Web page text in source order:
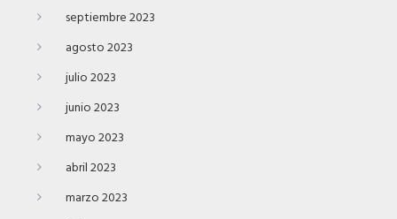
septiembre 2023
agosto 2023
julio 2023
junio 2023
mayo 2023
abril 2023
marzo 2023